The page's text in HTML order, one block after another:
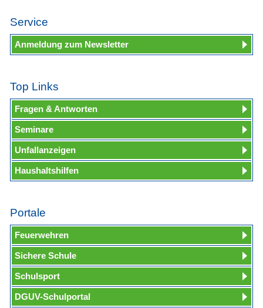
Service
Anmeldung zum Newsletter
Top Links
Fragen & Antworten
Seminare
Unfallanzeigen
Haushaltshilfen
Portale
Feuerwehren
Sichere Schule
Schulsport
DGUV-Schulportal